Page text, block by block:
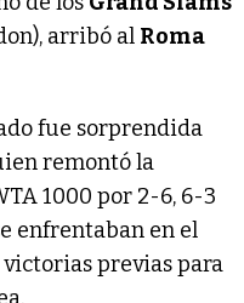
arribó al Roma
fue sorprendida
remontó la
1000 por 2-6, 6-3
enfrentaban en el
previas para